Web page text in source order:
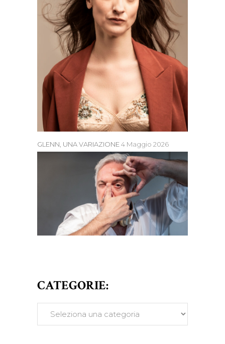
GLENN, UNA VARIAZIONE4 Maggio 2026
CATEGORIE: